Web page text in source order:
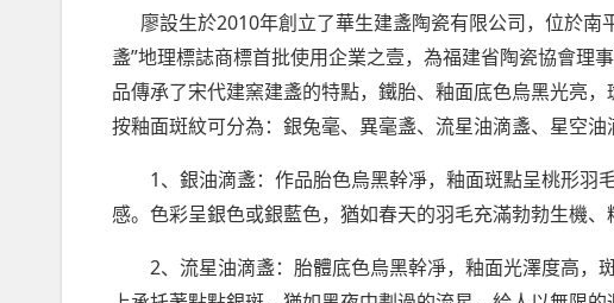
廖設生於2010年創立了華生建盞陶瓷有限公司，位於南
盞”地理標誌商標首批使用企業之壹，為福建省陶瓷協會理
品傳承了宋代建窯建盞的特點，鐵胎、釉面底色烏黑光亮
按釉面斑紋可分為：銀兔毫、異毫盞、流星油滴盞、星空
1 、銀油滴盞：作品胎色烏黑幹凈，釉面斑點呈桃形羽
感。色彩呈銀色或銀藍色，猶如春天的羽毛充滿勃勃生機、
2、流星油滴盞：胎體底色烏黑幹凈，釉面光澤度高，